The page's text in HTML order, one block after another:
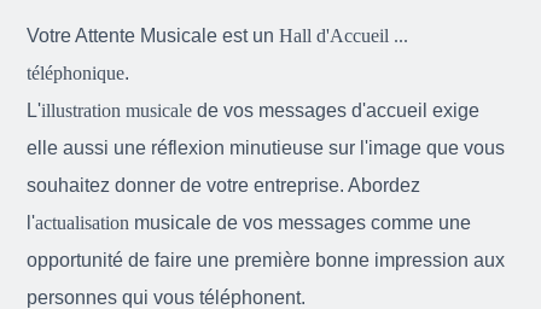
Votre Attente Musicale est unHall d'Accueil ...
téléphonique.
L'illustration musicale de vos messages d'accueil exige
elle aussi une réflexion minutieuse sur l'image que vous
souhaitez donner de votre entreprise. Abordez
l'actualisation musicale de vos messages comme une
opportunité de faire une première bonne impression aux
personnes qui vous téléphonent.